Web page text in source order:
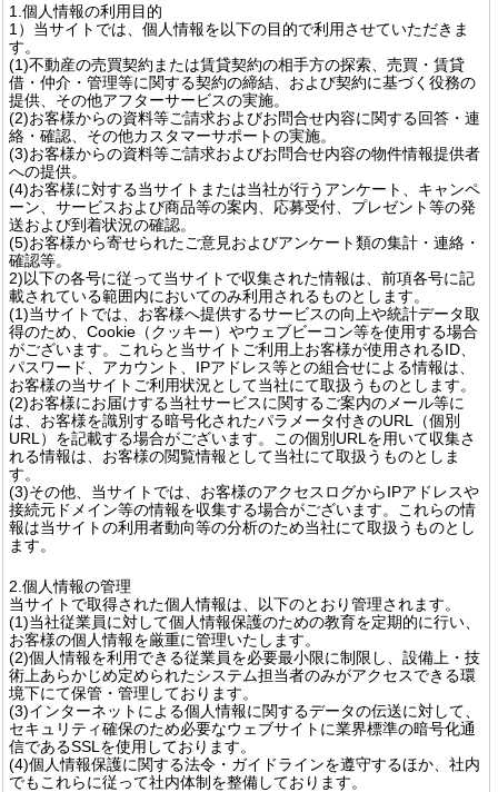
1.個人情報の利用目的
1）当サイトでは、個人情報を以下の目的で利用させていただきま
す。
(1)不動産の売買契約または賃貸契約の相手方の探索、売買・賃貸
借・仲介・管理等に関する契約の締結、および契約に基づく役務の
提供、その他アフターサービスの実施。
(2)お客様からの資料等ご請求およびお問合せ内容に関する回答・連
絡・確認、その他カスタマーサポートの実施。
(3)お客様からの資料等ご請求およびお問合せ内容の物件情報提供者
への提供。
(4)お客様に対する当サイトまたは当社が行うアンケート、キャンペ
ーン、サービスおよび商品等の案内、応募受付、プレゼント等の発
送および到着状況の確認。
(5)お客様から寄せられたご意見およびアンケート類の集計・連絡・
確認等。
2)以下の各号に従って当サイトで収集された情報は、前項各号に記
載されている範囲内においてのみ利用されるものとします。
(1)当サイトでは、お客様へ提供するサービスの向上や統計データ取
得のため、Cookie（クッキー）やウェブビーコン等を使用する場合
がございます。これらと当サイトご利用上お客様が使用されるID、
パスワード、アカウント、IPアドレス等との組合せによる情報は、
お客様の当サイトご利用状況として当社にて取扱うものとします。
(2)お客様にお届けする当社サービスに関するご案内のメール等に
は、お客様を識別する暗号化されたパラメータ付きのURL（個別
URL）を記載する場合がございます。この個別URLを用いて収集さ
れる情報は、お客様の閲覧情報として当社にて取扱うものとしま
す。
(3)その他、当サイトでは、お客様のアクセスログからIPアドレスや
接続元ドメイン等の情報を収集する場合がございます。これらの情
報は当サイトの利用者動向等の分析のため当社にて取扱うものとし
ます。
2.個人情報の管理
当サイトで取得された個人情報は、以下のとおり管理されます。
(1)当社従業員に対して個人情報保護のための教育を定期的に行い、
お客様の個人情報を厳重に管理いたします。
(2)個人情報を利用できる従業員を必要最小限に制限し、設備上・技
術上あらかじめ定められたシステム担当者のみがアクセスできる環
境下にて保管・管理しております。
(3)インターネットによる個人情報に関するデータの伝送に対して、
セキュリティ確保のため必要なウェブサイトに業界標準の暗号化通
信であるSSLを使用しております。
(4)個人情報保護に関する法令・ガイドラインを遵守するほか、社内
でもこれらに従って社内体制を整備しております。